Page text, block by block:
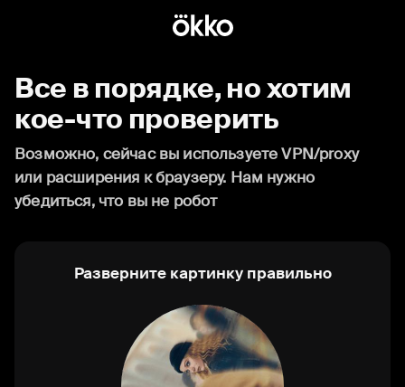
Все в порядке, но хотим
кое-что проверить
Возможно, сейчас вы используете VPN/proxy
или расширения к браузеру. Нам нужно
убедиться, что вы не робот
Разверните картинку правильно